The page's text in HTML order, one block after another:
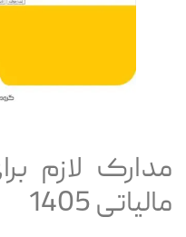
مدارک لازم
مالیاتی 1405